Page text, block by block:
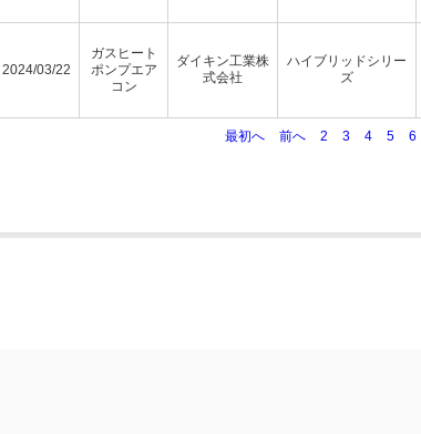
2024/03/22
ガスヒート
ポンプエア
コン
ダイキン工業株
式会社
ハイブリッドシリー
ズ
最初へ 前へ 2 3 4 5 6